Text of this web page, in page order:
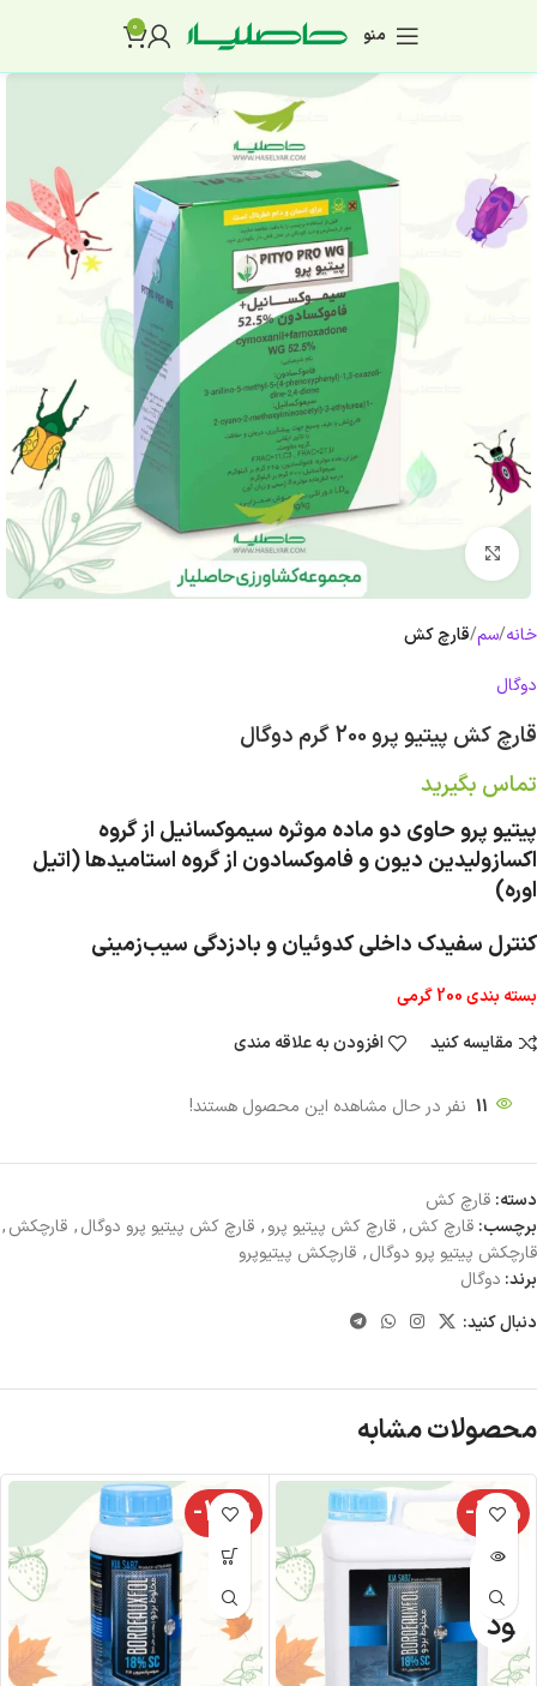
منو 0
بزرگنمایی تصویر
خانه سم قارچ کش
دوگال
قارچ کش پیتیو پرو 200 گرم دوگال
تماس بگیرید
پیتیو پرو حاوی دو ماده موثره سیموکسانیل از گروه
اکسازولیدین دیون و فاموکسادون از گروه استامیدها (اتیل
اوره)
کنترل سفیدک داخلی کدوئیان و بادزدگی سیب‏‌زمینی
بسته بندی 200 گرمی
مقایسه کنید
افزودن به علاقه مندی
11 نفر در حال مشاهده این محصول هستند!
دسته: قارچ کش
برچسب: قارچ کش, قارچ کش پیتیو پرو, قارچ کش پیتیو پرو دوگال, قارچکش,
قارچکش پیتیو پرو دوگال, قارچکش پیتیوپرو
برند: دوگال
دنبال کنید:
محصولات مشابه
-12%
نام
وج
ود
-14%